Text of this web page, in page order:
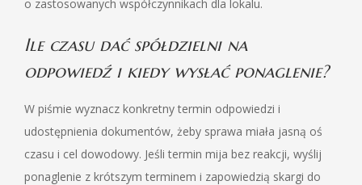
o zastosowanych współczynnikach dla lokalu.
Ile czasu dać spółdzielni na
odpowiedź i kiedy wysłać ponaglenie?
W piśmie wyznacz konkretny termin odpowiedzi i
udostępnienia dokumentów, żeby sprawa miała jasną oś
czasu i cel dowodowy. Jeśli termin mija bez reakcji, wyślij
ponaglenie z krótszym terminem i zapowiedzią skargi do